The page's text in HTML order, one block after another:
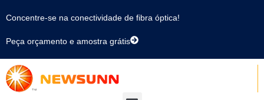
Concentre-se na conectividade de fibra óptica!
Peça orçamento e amostra grátis